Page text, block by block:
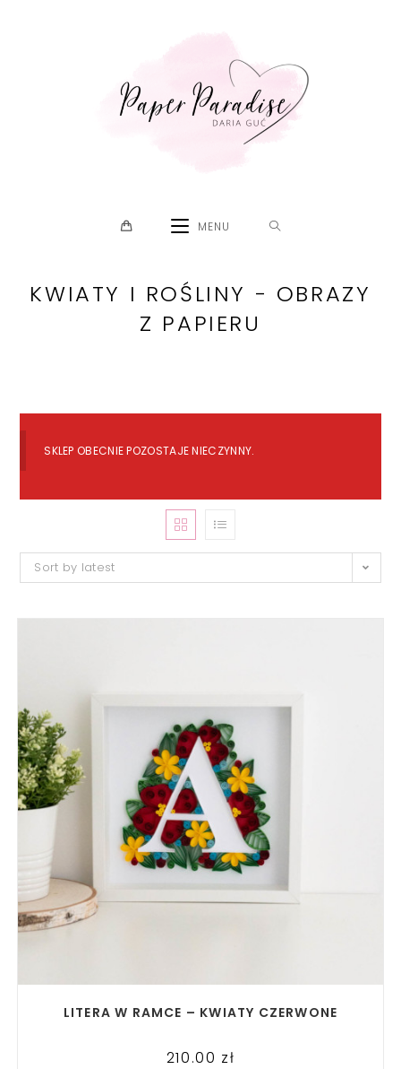
MENU
KWIATY I ROŚLINY - OBRAZY
Z PAPIERU
SKLEP OBECNIE POZOSTAJE NIECZYNNY.
Sort by latest
LITERA W RAMCE – KWIATY CZERWONE
210.00 zł